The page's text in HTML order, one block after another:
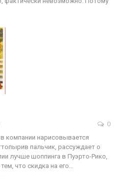
0
компании нарисовывается
пальчик, рассуждает о
лучше шоппинга в Пуэрто-Рико,
что скидка на его…